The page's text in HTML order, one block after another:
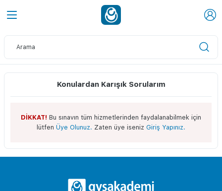
Konulardan Karışık Sorularım
DİKKAT! Bu sınavın tüm hizmetlerinden faydalanabilmek için
lütfen Üye Olunuz. Zaten üye iseniz Giriş Yapınız.